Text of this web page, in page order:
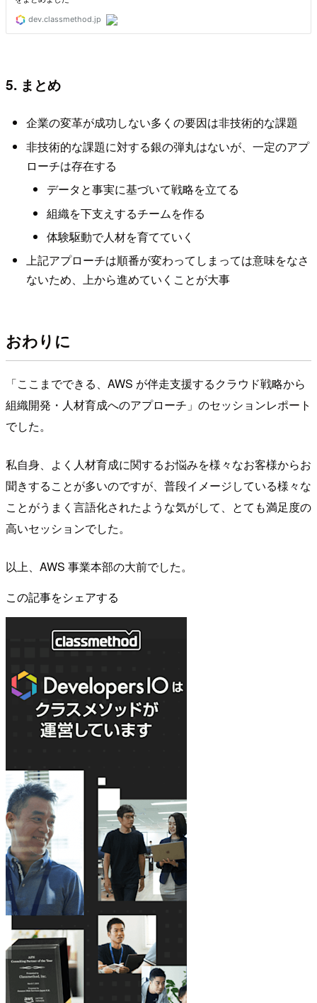
5. まとめ
企業の変革が成功しない多くの要因は非技術的な課題
非技術的な課題に対する銀の弾丸はないが、一定のアプ
ローチは存在する
データと事実に基づいて戦略を立てる
組織を下支えするチームを作る
体験駆動で人材を育てていく
上記アプローチは順番が変わってしまっては意味をなさ
ないため、上から進めていくことが大事
おわりに
「ここまでできる、AWS が伴走支援するクラウド戦略から
組織開発・人材育成へのアプローチ」のセッションレポート
でした。
私自身、よく人材育成に関するお悩みを様々なお客様からお
聞きすることが多いのですが、普段イメージしている様々な
ことがうまく言語化されたような気がして、とても満足度の
高いセッションでした。
以上、AWS 事業本部の大前でした。
この記事をシェアする